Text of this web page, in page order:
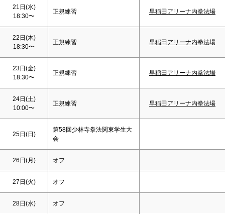
21日(水)
18:30〜
正規練習 早稲田アリーナ内拳法場
22日(木)
18:30〜
正規練習 早稲田アリーナ内拳法場
23日(金)
18:30〜
正規練習 早稲田アリーナ内拳法場
24日(土)
10:00〜
正規練習 早稲田アリーナ内拳法場
25日(日)
第58回少林寺拳法関東学生大
会
26日(月) オフ
27日(火) オフ
28日(水) オフ